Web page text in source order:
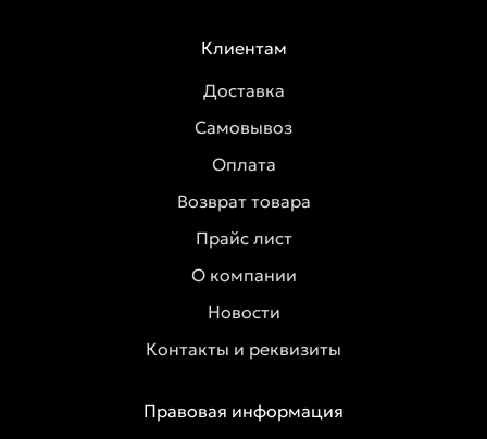
Клиентам
Доставка
Самовывоз
Оплата
Возврат товара
Прайс лист
О компании
Новости
Контакты и реквизиты
Правовая информация